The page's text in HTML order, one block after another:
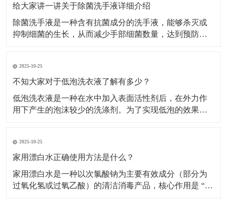
例和操作步骤差异较大。白色衣物漂白适用范围：仅用
于白色棉、
给大家讲一讲关于除菌洗手液详细介绍
除菌洗手液是一种含有抗菌成分的洗手液，能够杀灭或
抑制细菌的生长，从而减少手部细菌数量，达到预防疾
润皮肤，同时将油脂污垢乳化，使其从皮肤上脱落下
来，被水冲走。增稠剂：常用的有无机盐等，能使洗手
液保持合适的
2025-10-25
不知大家对于低泡洗衣液了解有多少？
低泡洗衣液是一种在水中加入表面活性剂后，在外力作
用下产生的泡沫较少的洗涤剂。​为了实现低泡的效果，
主要组成成分，这些成分在保证去污力的同时，能有效
控制泡沫的产生。特点低泡易漂洗：低泡洗衣液
2025-10-25
家用漂白水正确使用方法是什么？
家用漂白水是一种以次氯酸钠为主要有效成分（部分为
过氧化氢或过氧乙酸）的清洁消毒产品，核心作用是 “去